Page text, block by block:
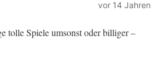
vor 14 Jahren
tolle Spiele umsonst oder billiger –